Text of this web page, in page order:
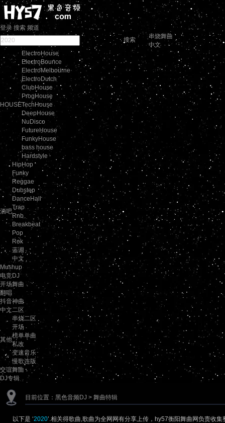
登录 搜索 频道
搜索
串烧舞曲
中文
HOUSE
ElectroHouse
ElectroBounce
ElectroMelbourne
ElectroDutch
ClubHouse
ProgHouse
TechHouse
DeepHouse
NuDisco
FutureHouse
FunkyHouse
bass house
Hardstyle
酒吧
HipHop
Funky
Reggae
Dubstep
DanceHall
Trap
Rnb
Breakbeat
Pop
Rok
蓝调
中文
Mushup
电竞DJ
开场舞曲
翻唱
抖音神曲
中文二区
其他
串烧二区
开场
榜单单曲
私改
变速音乐
慢歌连版
交谊舞曲
DJ专辑
目前位置： 黑色音频DJ > 舞曲特辑
以下是 ‘2020’.相关得歌曲,歌曲为全网网有分享上传，hy57衡阳舞曲网负责收